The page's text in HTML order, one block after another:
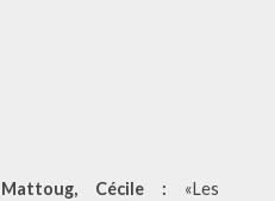
Mattoug, Cécile : «Les